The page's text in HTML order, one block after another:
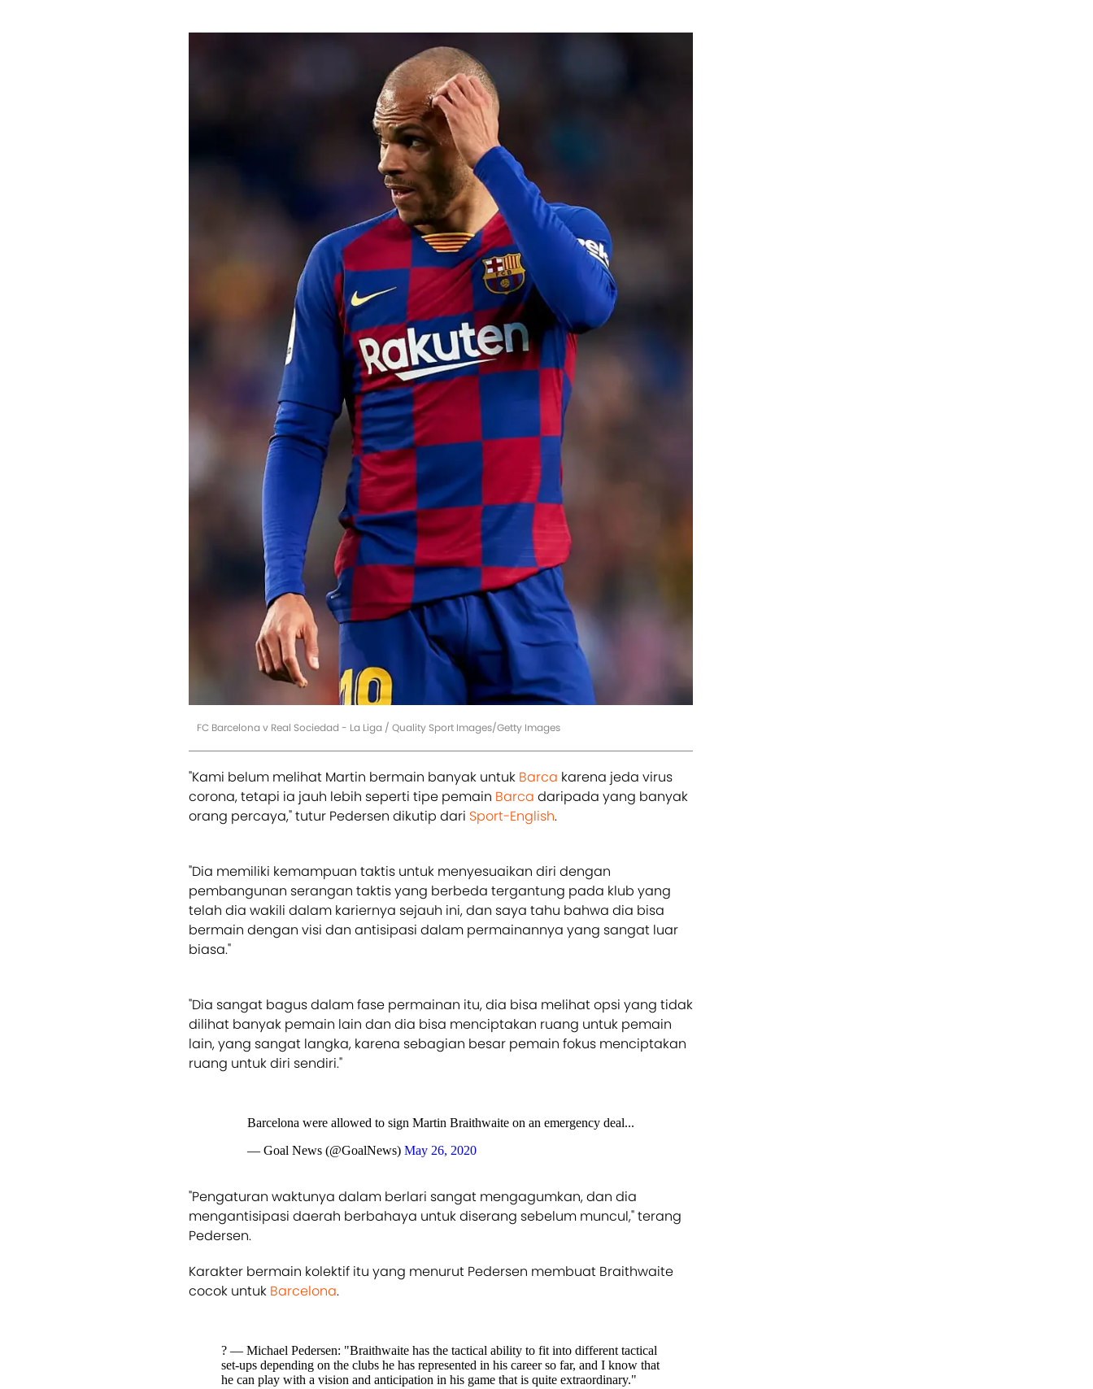
FC Barcelona v Real Sociedad - La Liga / Quality Sport Images/Getty Images
"Kami belum melihat Martin bermain banyak untuk Barca karena jeda virus
corona, tetapi ia jauh lebih seperti tipe pemain Barca daripada yang banyak
orang percaya," tutur Pedersen dikutip dari Sport-English.
"Dia memiliki kemampuan taktis untuk menyesuaikan diri dengan
pembangunan serangan taktis yang berbeda tergantung pada klub yang
telah dia wakili dalam kariernya sejauh ini, dan saya tahu bahwa dia bisa
bermain dengan visi dan antisipasi dalam permainannya yang sangat luar
biasa."
"Dia sangat bagus dalam fase permainan itu, dia bisa melihat opsi yang tidak
dilihat banyak pemain lain dan dia bisa menciptakan ruang untuk pemain
lain, yang sangat langka, karena sebagian besar pemain fokus menciptakan
ruang untuk diri sendiri."
Barcelona were allowed to sign Martin Braithwaite on an emergency deal...
— Goal News (@GoalNews) May 26, 2020
"Pengaturan waktunya dalam berlari sangat mengagumkan, dan dia
mengantisipasi daerah berbahaya untuk diserang sebelum muncul," terang
Pedersen.
Karakter bermain kolektif itu yang menurut Pedersen membuat Braithwaite
cocok untuk Barcelona.
?️ — Michael Pedersen: "Braithwaite has the tactical ability to fit into different tactical
set-ups depending on the clubs he has represented in his career so far, and I know that
he can play with a vision and anticipation in his game that is quite extraordinary."